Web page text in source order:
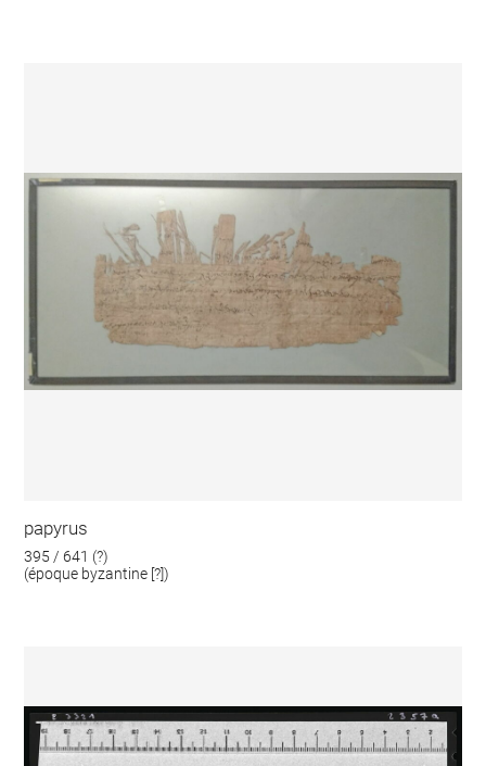
papyrus
395 / 641 (?)
(époque byzantine [?])